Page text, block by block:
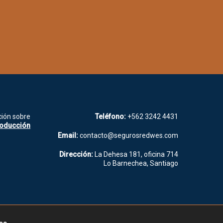
sobre
Teléfono: +562 3242 4431
Email:contacto@segurosredwes.com
Dirección: La Dehesa 181, oficina 714
Lo Barnechea, Santiago